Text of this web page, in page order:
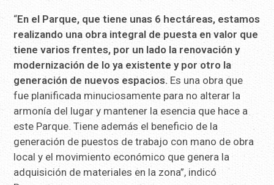
“En el Parque, que tiene unas 6 hectáreas, estamos
realizando una obra integral de puesta en valor que
tiene varios frentes, por un lado la renovación y
modernización de lo ya existente y por otro la
generación de nuevos espacios. Es una obra que
fue planificada minuciosamente para no alterar la
armonía del lugar y mantener la esencia que hace a
este Parque. Tiene además el beneficio de la
generación de puestos de trabajo con mano de obra
local y el movimiento económico que genera la
adquisición de materiales en la zona”, indicó